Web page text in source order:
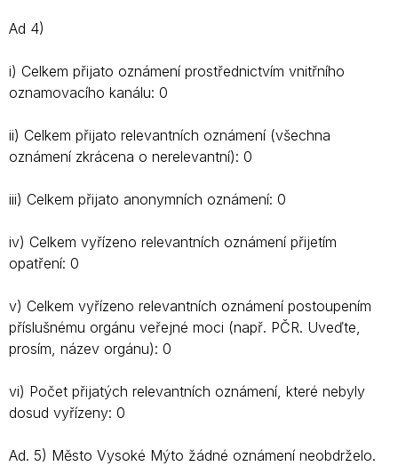
Ad 4)
i) Celkem přijato oznámení prostřednictvím vnitřního
oznamovacího kanálu: 0
ii) Celkem přijato relevantních oznámení (všechna
oznámení zkrácena o nerelevantní): 0
iii) Celkem přijato anonymních oznámení: 0
iv) Celkem vyřízeno relevantních oznámení přijetím
opatření: 0
v) Celkem vyřízeno relevantních oznámení postoupením
příslušnému orgánu veřejné moci (např. PČR. Uveďte,
prosím, název orgánu): 0
vi) Počet přijatých relevantních oznámení, které nebyly
dosud vyřízeny: 0
Ad. 5) Město Vysoké Mýto žádné oznámení neobdrželo.